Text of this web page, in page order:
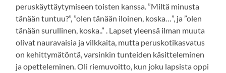
peruskäyttäytymiseen toisten kanssa. ”Miltä minusta
tänään tuntuu?”, ”olen tänään iloinen, koska…”, ja ”olen
tänään surullinen, koska..” . Lapset yleensä ilman muuta
olivat nauravaisia ja vilkkaita, mutta peruskotikasvatus
on kehittymätöntä, varsinkin tunteiden käsitteleminen
ja opetteleminen. Oli riemuvoitto, kun joku lapsista oppi